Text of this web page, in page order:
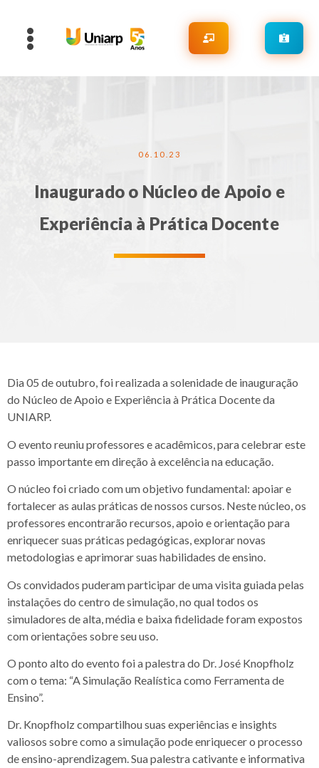
06.10.23
Inaugurado o Núcleo de Apoio e
Experiência à Prática Docente
Dia 05 de outubro, foi realizada a solenidade de inauguração
do Núcleo de Apoio e Experiência à Prática Docente da
UNIARP.
O evento reuniu professores e acadêmicos, para celebrar este
passo importante em direção à excelência na educação.
O núcleo foi criado com um objetivo fundamental: apoiar e
fortalecer as aulas práticas de nossos cursos. Neste núcleo, os
professores encontrarão recursos, apoio e orientação para
enriquecer suas práticas pedagógicas, explorar novas
metodologias e aprimorar suas habilidades de ensino.
Os convidados puderam participar de uma visita guiada pelas
instalações do centro de simulação, no qual todos os
simuladores de alta, média e baixa fidelidade foram expostos
com orientações sobre seu uso.
O ponto alto do evento foi a palestra do Dr. José Knopfholz
com o tema: “A Simulação Realística como Ferramenta de
Ensino”.
Dr. Knopfholz compartilhou suas experiências e insights
valiosos sobre como a simulação pode enriquecer o processo
de ensino-aprendizagem. Sua palestra cativante e informativa